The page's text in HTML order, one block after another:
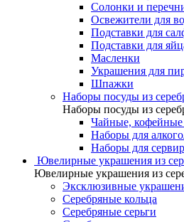
Солонки и
Освежители для
Подставки для
Подставки для
Масленки
Украшения для
Шпажки
Наборы посуды из
Наборы посуды из
Чайные,
Наборы для
Наборы для
Ювелирные украшения из
Ювелирные украшения из
Эксклюзивные
Серебряные кольца
Серебряные серьги